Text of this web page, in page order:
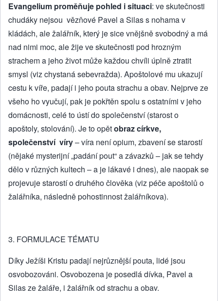
Evangelium proměňuje pohled i situaci: ve skutečnosti
chudáky nejsou vězňové Pavel a Silas s nohama v
kládách, ale žalářník, který je sice vnějšně svobodný a má
nad nimi moc, ale žije ve skutečnosti pod hrozným
strachem a jeho život může každou chvíli úplně ztratit
smysl (viz chystaná sebevražda). Apoštolové mu ukazují
cestu k víře, padají i jeho pouta strachu a obav. Nejprve ze
všeho ho vyučují, pak je pokřtěn spolu s ostatními v jeho
domácnosti, celé to ústí do společenství (starost o
apoštoly, stolování). Je to opětobraz církve,
společenství víry– víra není opium, zbavení se starostí
(nějaké mysterijní „padání pout“ a závazků – jak se tehdy
dělo v různých kultech – a je lákavé i dnes), ale naopak se
projevuje starostí o druhého člověka (viz péče apoštolů o
žalářníka, následně pohostinnost žalářníkova).
3. FORMULACE TÉMATU
Díky Ježíši Kristu padají nejrůznější pouta, lidé jsou
osvobozováni. Osvobozena je posedlá dívka, Pavel a
Silas ze žaláře, i žalářník od strachu a obav.